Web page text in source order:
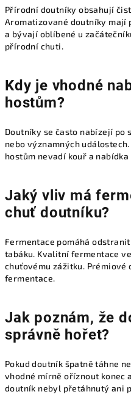
Přírodní doutníky obsahují
Aromatizované doutníky mají
a bývají oblíbené u
přírodní chuti.
Kdy je vhodné
hostům?
Doutníky se často nabízejí
nebo významných
hostům nevadí kouř a
Jaký vliv má
chuť doutníku?
Fermentace pomáhá
tabáku. Kvalitní fermentace
chuťovému zážitku.
fermentace.
Jak poznám, že
správně hořet?
Pokud doutník špatně táhne
vhodné mírně oříznout konec
doutník nebyl přetáhnutý ani